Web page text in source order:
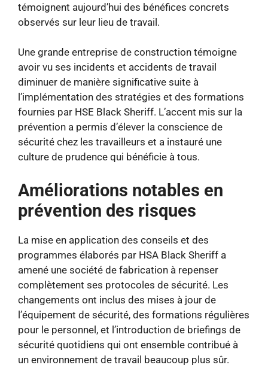
témoignent aujourd’hui des bénéfices concrets
observés sur leur lieu de travail.
Une grande entreprise de construction témoigne
avoir vu ses incidents et accidents de travail
diminuer de manière significative suite à
l’implémentation des stratégies et des formations
fournies par HSE Black Sheriff. L’accent mis sur la
prévention a permis d’élever la conscience de
sécurité chez les travailleurs et a instauré une
culture de prudence qui bénéficie à tous.
Améliorations notables en
prévention des risques
La mise en application des conseils et des
programmes élaborés par HSA Black Sheriff a
amené une société de fabrication à repenser
complètement ses protocoles de sécurité. Les
changements ont inclus des mises à jour de
l’équipement de sécurité, des formations régulières
pour le personnel, et l’introduction de briefings de
sécurité quotidiens qui ont ensemble contribué à
un environnement de travail beaucoup plus sûr.